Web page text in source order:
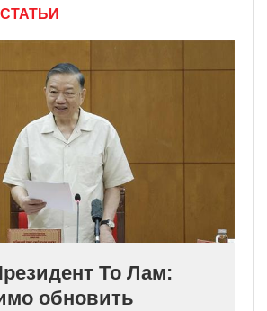
То Лам:
обновить